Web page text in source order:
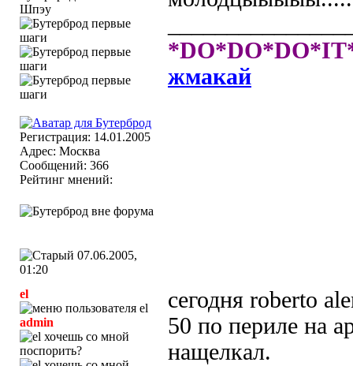
Шпэу
Регистрация: 14.01.2005
Адрес: Москва
Сообщений: 366
Рейтинг мнений:
жмакай
07.06.2005,
01:20
el
admin
сегодня roberto
50 по периле на
нащелкал.